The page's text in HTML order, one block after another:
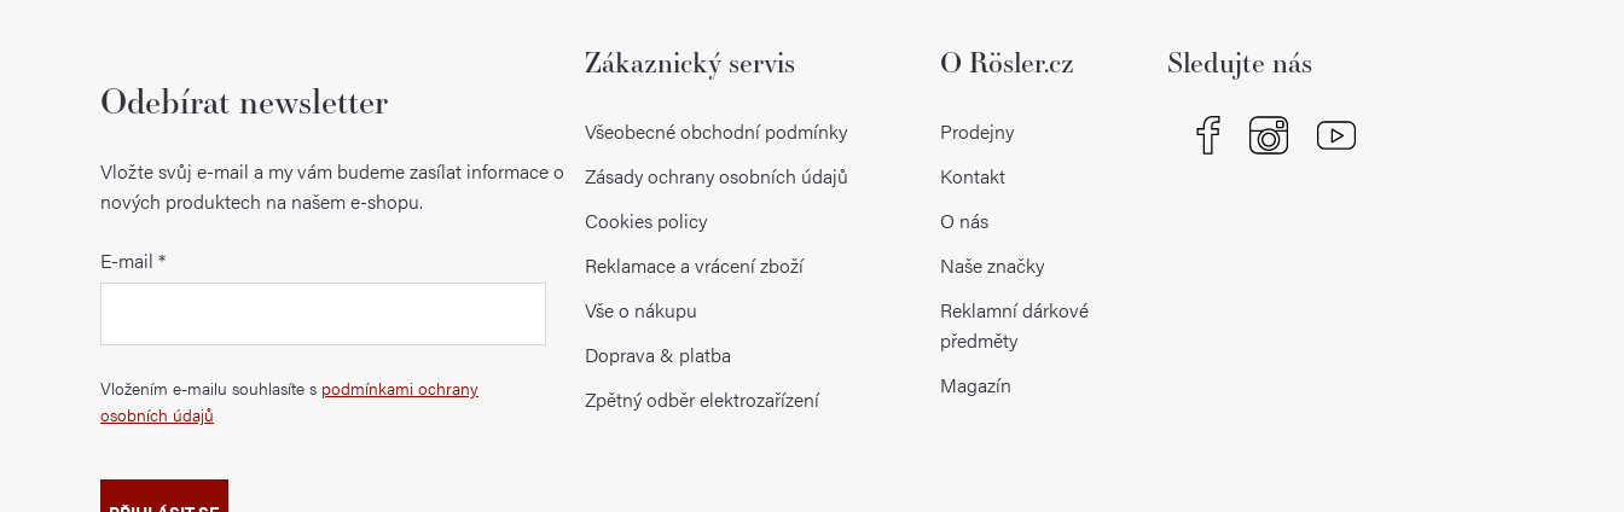
Odebírat newsletter
Vložte svůj e-mail a my vám budeme zasílat informace o
nových produktech na našem e-shopu.
E-mail
Vložením e-mailu souhlasíte s podmínkami ochrany
osobních údajů
Zákaznický servis
Všeobecné obchodní podmínky
Zásady ochrany osobních údajů
Cookies policy
Reklamace a vrácení zboží
Vše o nákupu
Doprava & platba
Zpětný odběr elektrozařízení
O Rösler.cz
Prodejny
Kontakt
O nás
Naše značky
Reklamní dárkové
předměty
Magazín
Sledujte nás